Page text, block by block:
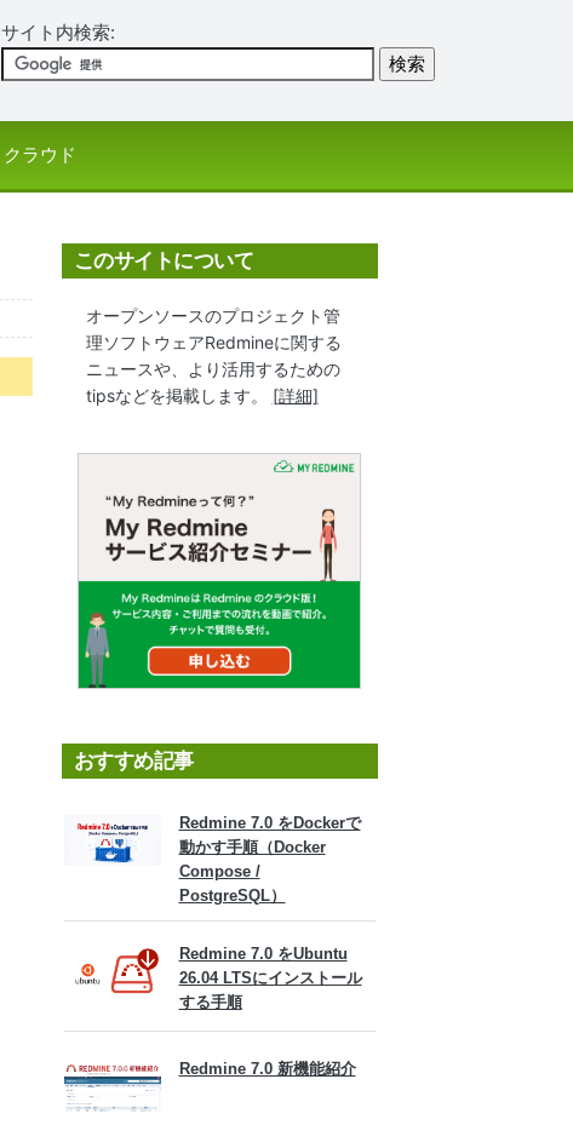
サイト内検索:
クラウド
このサイトについて
オープンソースのプロジェクト管
理ソフトウェアRedmineに関する
ニュースや、より活用するための
tipsなどを掲載します。 [詳細]
おすすめ記事
Redmine 7.0 をDockerで
動かす手順（Docker
Compose /
PostgreSQL）
Redmine 7.0 をUbuntu
26.04 LTSにインストール
する手順
Redmine 7.0 新機能紹介